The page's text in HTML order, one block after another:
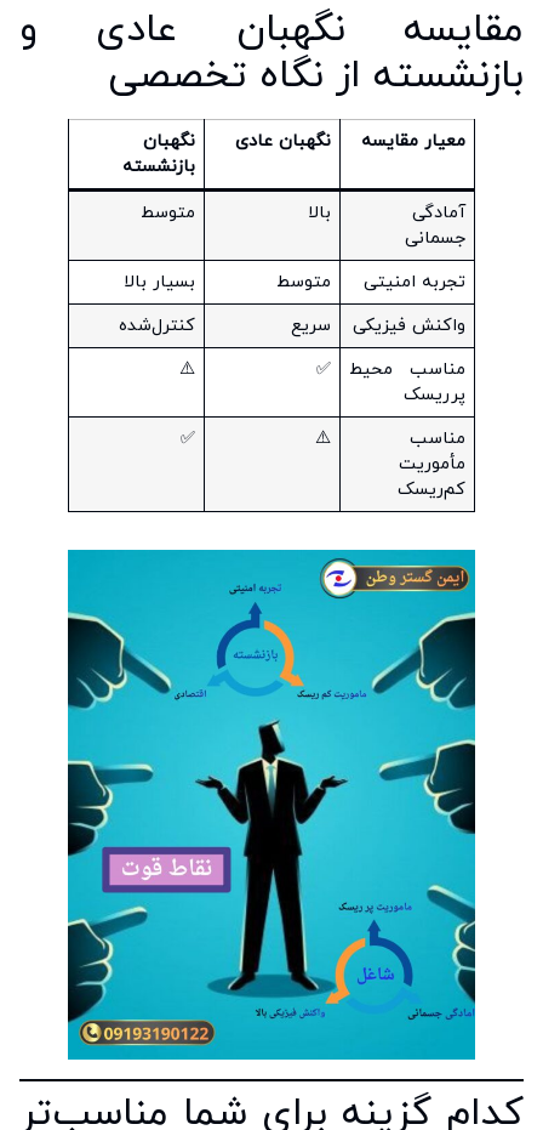
مقایسه نگهبان عادی و
بازنشسته از نگاه تخصصی
معیار مقایسه نگهبان عادی
نگهبان
بازنشسته
آمادگی
جسمانی
بالا متوسط
تجربه امنیتی متوسط
بسیار بالا
واکنش فیزیکی
سریع
کنترل‌شده
مناسب محیط
پرریسک
✅
⚠️
مناسب
مأموریت
کم‌ریسک
⚠️
✅
کدام گزینه برای شما مناسب‌تر